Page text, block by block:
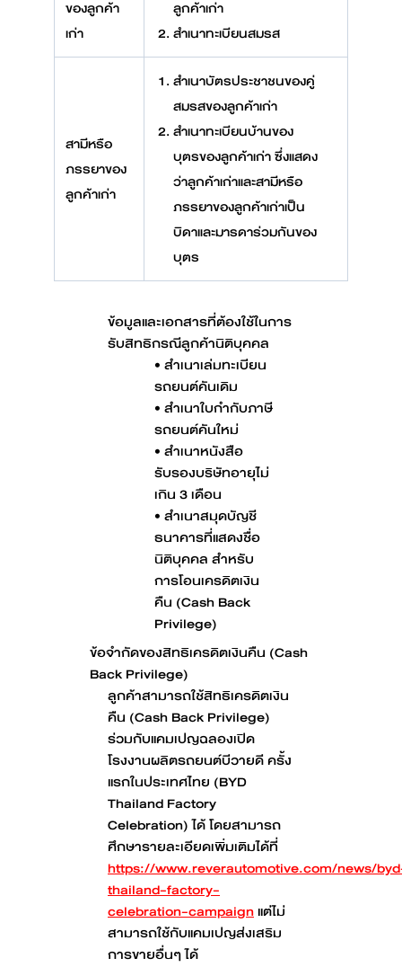
ของลูกค้า
เก่า
ลูกค้าเก่า
สำเนาทะเบียนสมรส
สามีหรือ
ภรรยาของ
ลูกค้าเก่า
สำเนาบัตรประชาชนของคู่
สมรสของลูกค้าเก่า
สำเนาทะเบียนบ้านของ
บุตรของลูกค้าเก่า ซึ่งแสดง
ว่าลูกค้าเก่าและสามีหรือ
ภรรยาของลูกค้าเก่าเป็น
บิดาและมารดาร่วมกันของ
บุตร
ข้อมูลและเอกสารที่ต้องใช้ในการ
รับสิทธิกรณีลูกค้านิติบุคคล
• สำเนาเล่มทะเบียน
รถยนต์คันเดิม
• สำเนาใบกำกับภาษี
รถยนต์คันใหม่
• สำเนาหนังสือ
รับรองบริษัทอายุไม่
เกิน 3 เดือน
• สำเนาสมุดบัญชี
ธนาคารที่แสดงชื่อ
นิติบุคคล สำหรับ
การโอนเครดิตเงิน
คืน (Cash Back
Privilege)
ข้อจำกัดของสิทธิเครดิตเงินคืน (Cash
Back Privilege)
ลูกค้าสามารถใช้สิทธิเครดิตเงิน
คืน (Cash Back Privilege)
ร่วมกับแคมเปญฉลองเปิด
โรงงานผลิตรถยนต์บีวายดี ครั้ง
แรกในประเทศไทย (BYD
Thailand Factory
Celebration) ได้ โดยสามารถ
ศึกษารายละเอียดเพิ่มเติมได้ที่
https://www.reverautomotive.com/news/
thailand-factory-
celebration-campaignแต่ไม่
สามารถใช้กับแคมเปญส่งเสริม
การขายอื่นๆ ได้